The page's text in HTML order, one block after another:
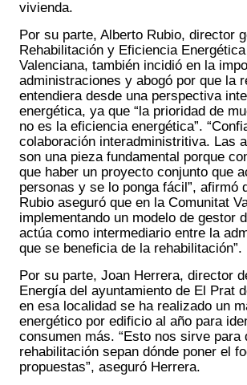
vivienda.
Por su parte, Alberto Rubio, director
Rehabilitación y Eficiencia
Valenciana, también incidió en la
administraciones y abogó por que la
entendiera desde una perspectiva
energética, ya que “la prioridad de
no es la eficiencia energética”.
colaboración interadministritiva. Las
son una pieza fundamental porque
que haber un proyecto conjunto que
personas y se lo ponga fácil”, afirmó
Rubio aseguró que en la Comunitat
implementando un modelo de gestor
actúa como intermediario entre la
que se beneficia de la rehabilitación”.
Por su parte, Joan Herrera, director
Energía del ayuntamiento de El Prat
en esa localidad se ha realizado un
energético por edificio al año para
consumen más. “Esto nos sirve para
rehabilitación sepan dónde poner el
propuestas”, aseguró Herrera.